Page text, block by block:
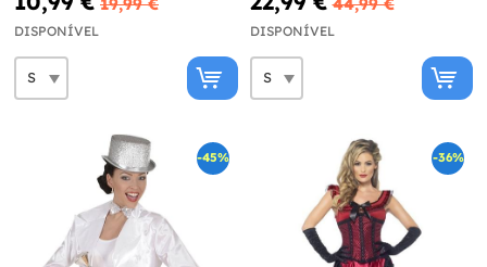
DISPONÍVEL DISPONÍVEL
-45% -36%